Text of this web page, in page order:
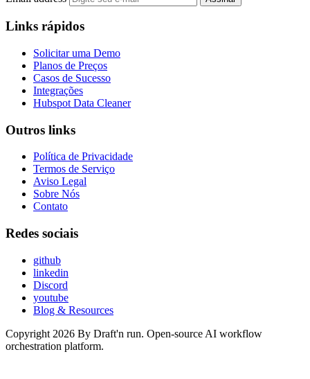
Links rápidos
Solicitar uma Demo
Planos de Preços
Casos de Sucesso
Integrações
Hubspot Data Cleaner
Outros links
Política de Privacidade
Termos de Serviço
Aviso Legal
Sobre Nós
Contato
Redes sociais
github
linkedin
Discord
youtube
Blog & Resources
Copyright 2026 By Draft'n run. Open-source AI workflow
orchestration platform.